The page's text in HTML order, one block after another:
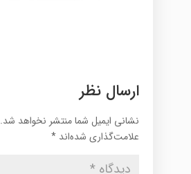
ارسال نظر
نشانی ایمیل شما منتشر نخواهد شد.
علامت‌گذاری شده‌اند *